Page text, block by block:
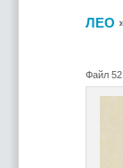
ЛЕО
Файл